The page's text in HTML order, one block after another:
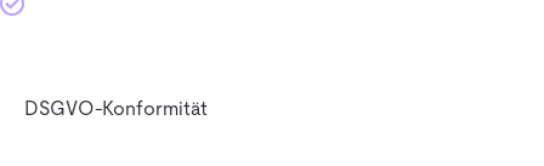
DSGVO-Konformität